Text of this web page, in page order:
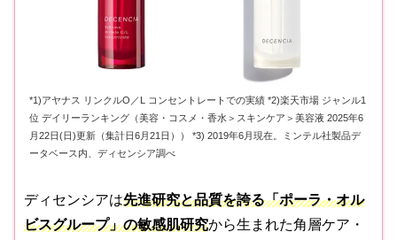
*1)アヤナス リンクルO／L コンセントレートでの実績 *2)楽天市場 ジャンル1
位 デイリーランキング（美容・コスメ・香水＞スキンケア＞美容液 2025年6
月22日(日)更新（集計日6月21日）） *3) 2019年6月現在。ミンテル社製品デ
ータベース内、ディセンシア調べ
ディセンシアは先進研究と品質を誇る「ポーラ・オル
ビスグループ」の敏感肌研究から生まれた角層ケア・